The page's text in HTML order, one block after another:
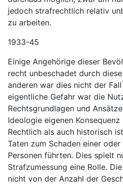
jedoch strafrechtlich relativ
zu arbeiten.
1933-45
Einige Angehörige dieser
recht unbeschadet durch
anderen war dies nicht der Fall
eigentliche Gefahr war die
Rechtsgrundlagen und
Ideologie eigenen
Rechtlich als auch historisch
Taten zum Schaden einer
Personen führten. Dies spielt
Strafzumessung eine Rolle.
nicht von der Anzahl der